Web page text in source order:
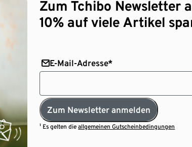
Zum Tchibo Newsletter
10% auf viele Artikel
E-Mail-Adresse*
Zum Newsletter anmelden
¹ Es gelten dieallgemeinen Gutscheinbedingungen